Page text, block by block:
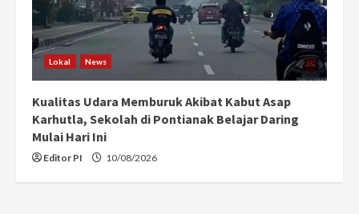
Lokal News
Kualitas Udara Memburuk Akibat Kabut Asap
Karhutla, Sekolah di Pontianak Belajar Daring
Mulai Hari Ini
Editor PI 10/08/2026